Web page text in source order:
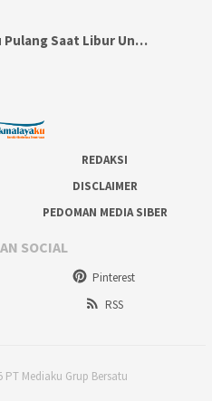
Pulang Saat Libur Un…
REDAKSI
DISCLAIMER
PEDOMAN MEDIA SIBER
SOCIAL
Pinterest
RSS
Mediaku Grup Bersatu